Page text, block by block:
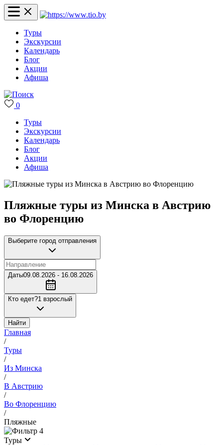
Туры
Экскурсии
Календарь
Блог
Акции
Афиша
0
Туры
Экскурсии
Календарь
Блог
Акции
Афиша
Пляжные туры из Минска в Австрию
во Флоренцию
Выберите город отправления
Даты09.08.2026 - 16.08.2026
Кто едет?1 взрослый
Найти
Главная
/
Туры
/
Из Минска
/
В Австрию
/
Во Флоренцию
/
Пляжные
4
Туры